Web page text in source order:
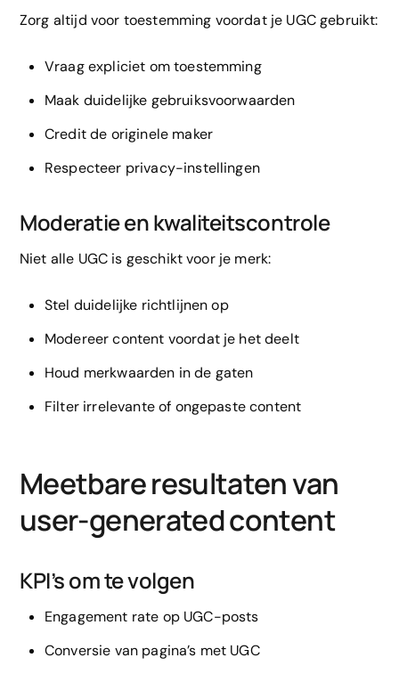
Zorg altijd voor toestemming voordat je UGC gebruikt:
Vraag expliciet om toestemming
Maak duidelijke gebruiksvoorwaarden
Credit de originele maker
Respecteer privacy-instellingen
Moderatie en kwaliteitscontrole
Niet alle UGC is geschikt voor je merk:
Stel duidelijke richtlijnen op
Modereer content voordat je het deelt
Houd merkwaarden in de gaten
Filter irrelevante of ongepaste content
Meetbare resultaten van
user-generated content
KPI’s om te volgen
Engagement rate op UGC-posts
Conversie van pagina’s met UGC